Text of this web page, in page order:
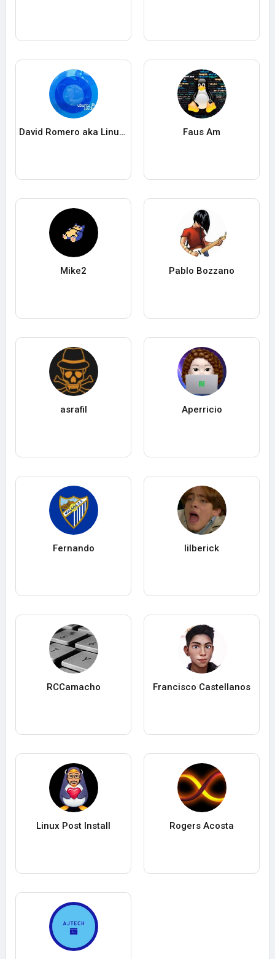
David Romero aka LinuxitOS Faus Am
Mike2 Pablo Bozzano
asrafil Aperricio
Fernando lilberick
RCCamacho Francisco Castellanos
Linux Post Install Rogers Acosta